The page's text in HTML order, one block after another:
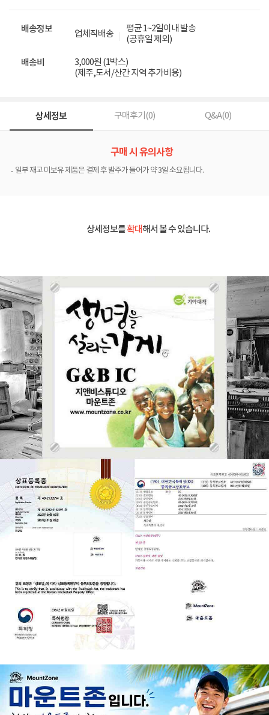
배송정보 업체직배송
평균 1~2일이내 발송
(공휴일 제외)
배송비
3,000원 (1박스)
(제주,도서/산간 지역 추가비용)
상세정보 구매후기(0) Q&A(0)
구매 시 유의사항
일부 재고 미보유 제품은 결제 후 발주가 들어가 약 3일 소요됩니다.
상세정보를확대해서 볼 수 있습니다.